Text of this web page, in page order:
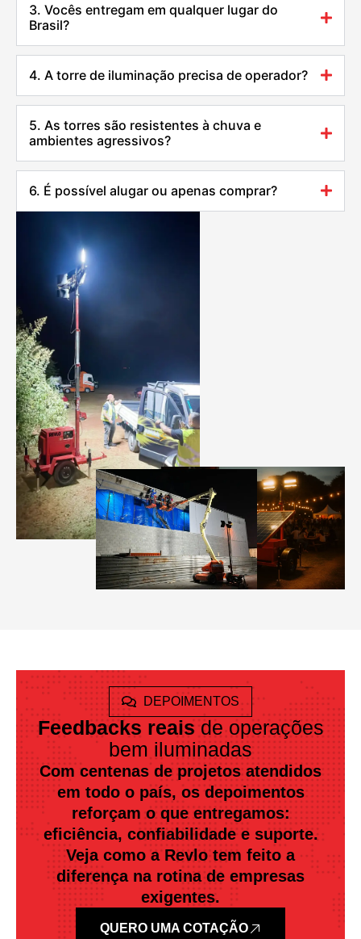
3. Vocês entregam em qualquer lugar do
Brasil?
4. A torre de iluminação precisa de operador?
5. As torres são resistentes à chuva e
ambientes agressivos?
6. É possível alugar ou apenas comprar?
DEPOIMENTOS
Feedbacks reaisde operações
bem iluminadas
Com centenas de projetos atendidos
em todo o país, os depoimentos
reforçam o que entregamos:
eficiência, confiabilidade e suporte.
Veja como a Revlo tem feito a
diferença na rotina de empresas
exigentes.
QUERO UMA COTAÇÃO